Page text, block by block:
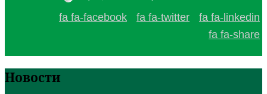
fa fa-facebook fa fa-twitter
fa fa-linkedin
fa fa-share
Новости